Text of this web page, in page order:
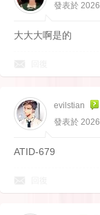
發表於
大大大啊是的
evilstian
發表於
ATID-679